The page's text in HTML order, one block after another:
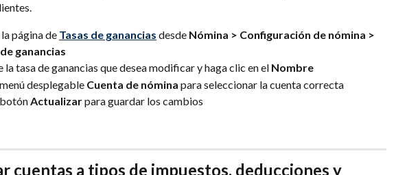
página de Tasas de ganancias desde Nómina > Configuración de nómina >
ganancias
la tasa de ganancias que desea modificar y haga clic en el Nombre
desplegable Cuenta de nómina para seleccionar la cuenta correcta
Actualizar para guardar los cambios
cuentas a tipos de impuestos, deducciones y